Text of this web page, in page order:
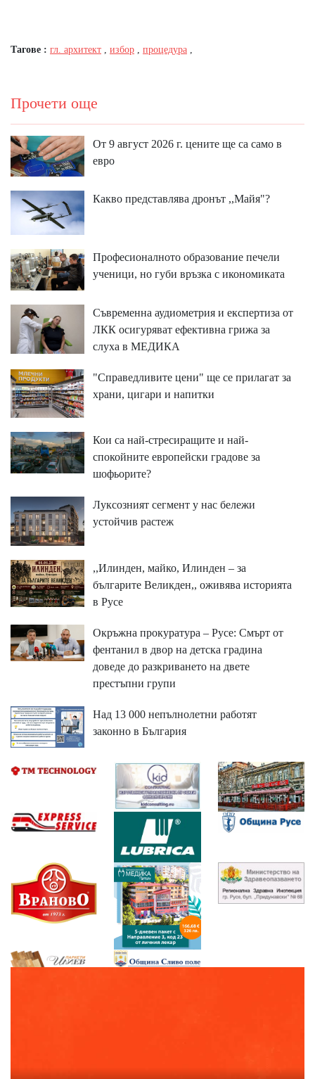
Тагове : гл. архитект избор процедура
Прочети още
От 9 август 2026 г. цените ще са само в
евро
Какво представлява дронът ,,Майя"?
Професионалното образование печели
ученици, но губи връзка с икономиката
Съвременна аудиометрия и експертиза от
ЛКК осигуряват ефективна грижа за
слуха в МЕДИКА
"Справедливите цени" ще се прилагат за
храни, цигари и напитки
Кои са най-стресиращите и най-
спокойните европейски градове за
шофьорите?
Луксозният сегмент у нас бележи
устойчив растеж
,,Илинден, майко, Илинден – за
българите Великден,, оживява историята
в Русе
Окръжна прокуратура – Русе: Смърт от
фентанил в двор на детска градина
доведе до разкриването на двете
престъпни групи
Над 13 000 непълнолетни работят
законно в България